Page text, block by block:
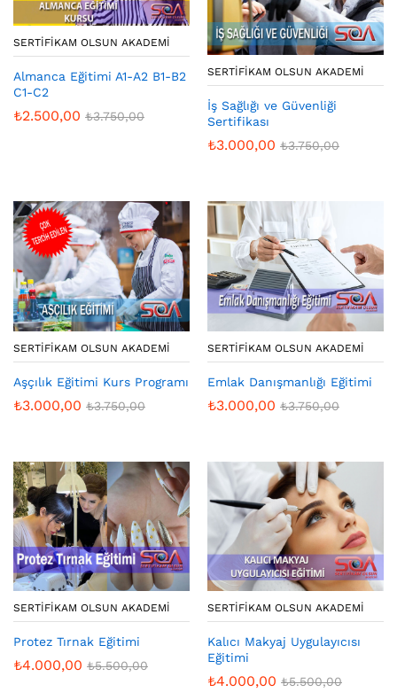
SERTIFIKAM OLSUN AKADEMI
Almanca Eğitimi A1-A2 B1-B2
C1-C2
₺2.500,00 ₺3.750,00
SERTIFIKAM OLSUN AKADEMI
İş Sağlığı ve Güvenliği
Sertifikası
₺3.000,00 ₺3.750,00
SERTIFIKAM OLSUN AKADEMI
Aşçılık Eğitimi Kurs Programı
₺3.000,00 ₺3.750,00
SERTIFIKAM OLSUN AKADEMI
Emlak Danışmanlığı Eğitimi
₺3.000,00 ₺3.750,00
SERTIFIKAM OLSUN AKADEMI
Protez Tırnak Eğitimi
₺4.000,00 ₺5.500,00
SERTIFIKAM OLSUN AKADEMI
Kalıcı Makyaj Uygulayıcısı
Eğitimi
₺4.000,00 ₺5.500,00